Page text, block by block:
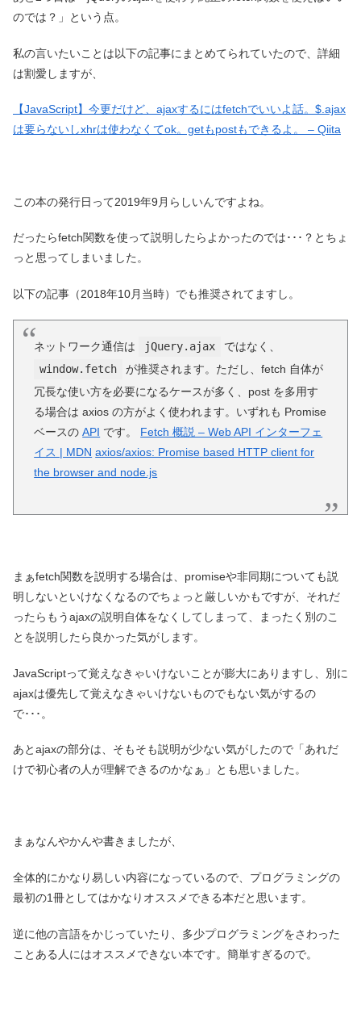
のでは？」という点。
私の言いたいことは以下の記事にまとめてられていたので、詳細
は割愛しますが、
【JavaScript】今更だけど、ajaxするにはfetchでいいよ話。$.ajax
は要らないしxhrは使わなくてok。getもpostもできるよ。 – Qiita
この本の発行日って2019年9月らしいんですよね。
だったらfetch関数を使って説明したらよかったのでは･･･？とちょ
っと思ってしまいました。
以下の記事（2018年10月当時）でも推奨されてますし。
ネットワーク通信は jQuery.ajax
ではなく、
window.fetch
が推奨されます。ただし、fetch 自体が
冗長な使い方を必要になるケースが多く、post を多用す
る場合は axios の方がよく使われます。いずれも Promise
ベースのAPI です。 Fetch 概説 – Web API インターフェ
イス | MDN axios/axios: Promise based HTTP client for
the browser and node.js
まぁfetch関数を説明する場合は、promiseや非同期についても説
明しないといけなくなるのでちょっと厳しいかもですが、それだ
ったらもうajaxの説明自体をなくしてしまって、まったく別のこ
とを説明したら良かった気がします。
JavaScriptって覚えなきゃいけないことが膨大にありますし、別に
ajaxは優先して覚えなきゃいけないものでもない気がするの
で･･･。
あとajaxの部分は、そもそも説明が少ない気がしたので「あれだ
けで初心者の人が理解できるのかなぁ」とも思いました。
まぁなんやかんや書きましたが、
全体的にかなり易しい内容になっているので、プログラミングの
最初の1冊としてはかなりオススメできる本だと思います。
逆に他の言語をかじっていたり、多少プログラミングをさわった
ことある人にはオススメできない本です。簡単すぎるので。